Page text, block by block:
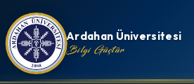
İçeriğe atla
Ardahan Üniversitesi
Bilgi Güçtür